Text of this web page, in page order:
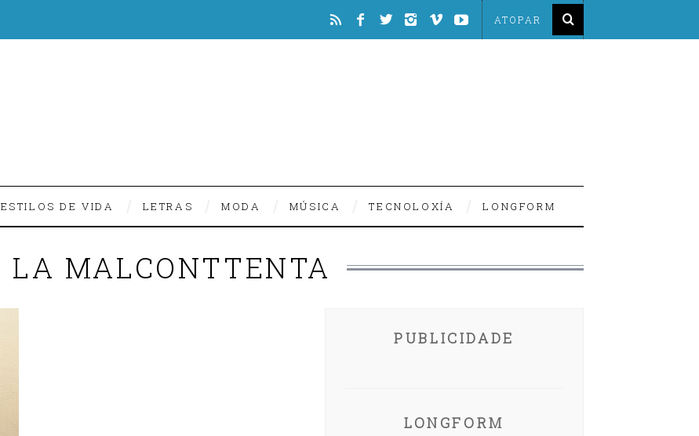
ESTILOS DE VIDA LETRAS MODA MÚSICA TECNOLOXÍA LONGFORM
LA MALCONTTENTA
PUBLICIDADE
LONGFORM